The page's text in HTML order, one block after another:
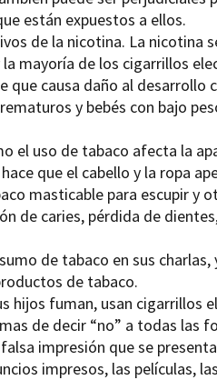
están expuestos a ellos.
de la nicotina. La nicotina
mayoría de los cigarrillos
que causa daño al desarrollo
y bebés con bajo
el uso de tabaco afecta la
que el cabello y la ropa
masticable para escupir y
de caries, pérdida de
de tabaco en sus
de tabaco.
hijos fuman, usan cigarrillos
de decir “no” a todas las
impresión que se
impresos, las películas,